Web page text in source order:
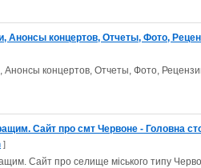
Анонсы концертов, Отчеты, Фото,
Анонсы концертов, Отчеты, Фото,
Сайт про смт Червоне - Головна
]
Сайт про селище міського типу